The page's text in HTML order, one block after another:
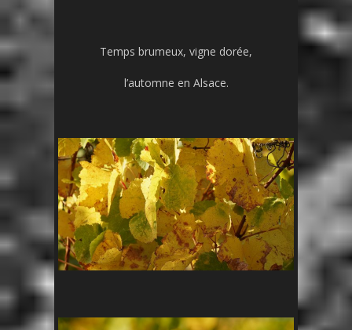
Temps brumeux, vigne dorée,
l’automne en Alsace.